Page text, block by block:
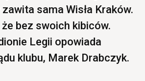
sama Wisła Kraków.
bez swoich kibiców.
Legii opowiada
klubu, Marek Drabczyk.